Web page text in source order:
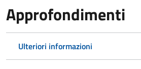
Approfondimenti
Ulteriori informazioni